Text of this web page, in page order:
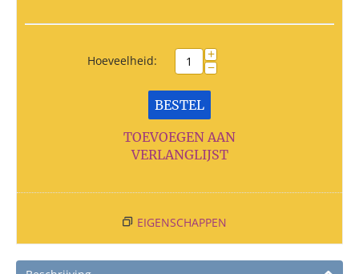
Hoeveelheid: +
−
BESTEL
TOEVOEGEN AAN
VERLANGLIJST
EIGENSCHAPPEN